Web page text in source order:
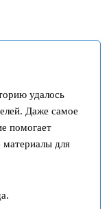
удалось
Даже самое
помогает
материалы для